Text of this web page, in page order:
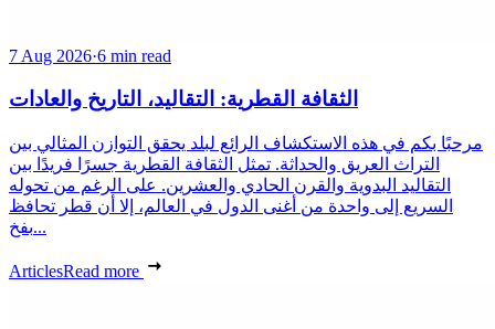
7 Aug 2026·6 min read
الثقافة القطرية: التقاليد، التاريخ والعادات
مرحبًا بكم في هذه الاستكشاف الرائع لبلد يحقق التوازن المثالي بين
التراث العريق والحداثة. تمثل الثقافة القطرية جسرًا فريدًا بين
التقاليد البدوية والقرن الحادي والعشرين. على الرغم من تحوله
السريع إلى واحدة من أغنى الدول في العالم، إلا أن قطر تحافظ
بفخ...
ArticlesRead more